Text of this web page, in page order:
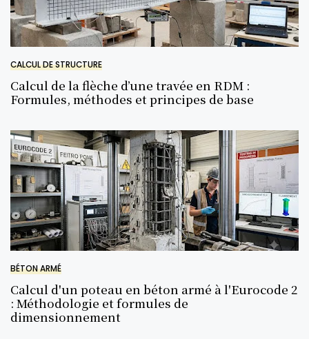
CALCUL DE STRUCTURE
Calcul de la flèche d’une travée en RDM :
Formules, méthodes et principes de base
BÉTON ARMÉ
Calcul d'un poteau en béton armé à l'Eurocode 2
: Méthodologie et formules de
dimensionnement